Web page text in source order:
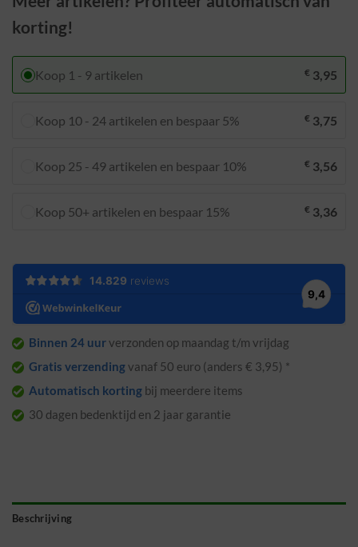
korting!
Koop 1 - 9 artikelen € 3,95
Koop 10 - 24 artikelen en bespaar 5% € 3,75
Koop 25 - 49 artikelen en bespaar 10% € 3,56
Koop 50+ artikelen en bespaar 15% € 3,36
Binnen 24 uurverzonden op maandag t/m vrijdag
Gratis verzendingvanaf 50 euro (anders € 3,95) *
Automatisch korting bij meerdere items
30 dagen bedenktijd en 2 jaar garantie
Beschrijving